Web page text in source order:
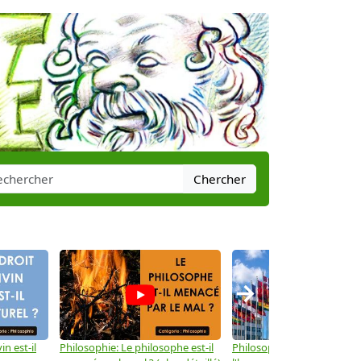
Chercher
est-il
Philosophie: Le philosophe est-il
Philosophie: Les droits de
→